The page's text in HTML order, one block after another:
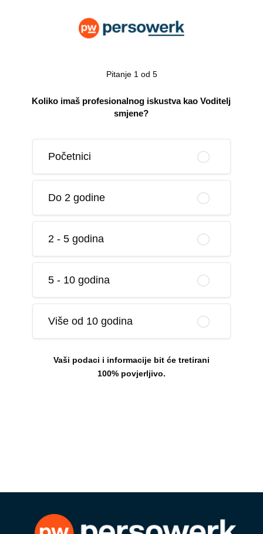
Pitanje 1 od 5
Koliko imaš profesionalnog iskustva kao Voditelj
smjene?
Početnici
Do 2 godine
2 - 5 godina
5 - 10 godina
Više od 10 godina
Vaši podaci i informacije bit će tretirani
100% povjerljivo.